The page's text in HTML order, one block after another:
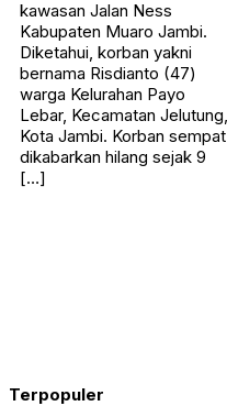
kawasan Jalan Ness
Kabupaten Muaro Jambi.
Diketahui, korban yakni
bernama Risdianto (47)
warga Kelurahan Payo
Lebar, Kecamatan Jelutung,
Kota Jambi. Korban sempat
dikabarkan hilang sejak 9
[…]
Terpopuler